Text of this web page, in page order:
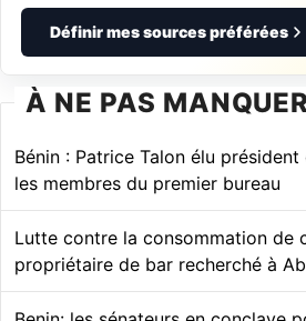
Définir mes sources préférées
À NE PAS
Bénin : Patrice Talon élu
les membres du premier bureau
Lutte contre la consommation de
propriétaire de bar recherché à